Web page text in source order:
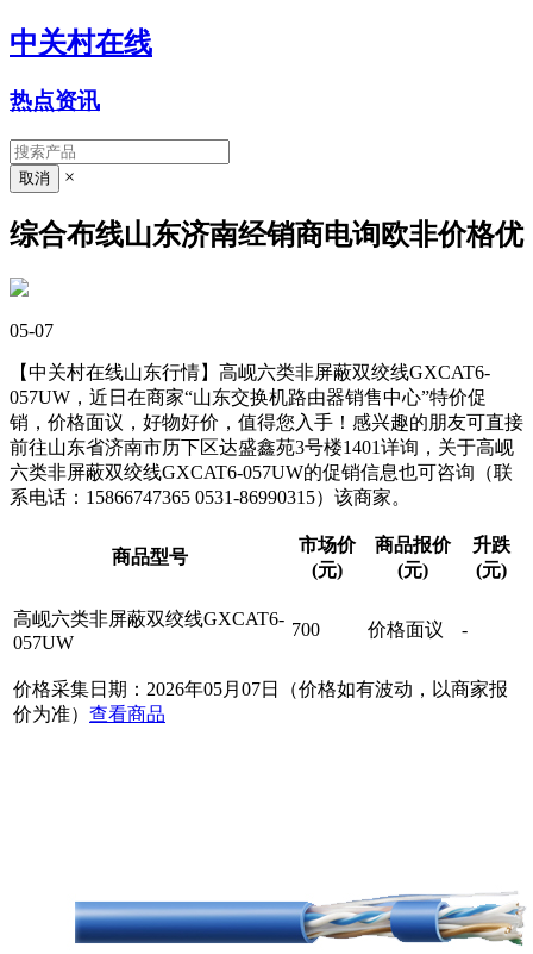
中关村在线
热点资讯
×
综合布线山东济南经销商电询欧非价格优
05-07
【中关村在线山东行情】高岘六类非屏蔽双绞线GXCAT6-
057UW，近日在商家“山东交换机路由器销售中心”特价促
销，价格面议，好物好价，值得您入手！感兴趣的朋友可直接
前往山东省济南市历下区达盛鑫苑3号楼1401详询，关于高岘
六类非屏蔽双绞线GXCAT6-057UW的促销信息也可咨询（联
系电话：15866747365 0531-86990315）该商家。
商品型号
市场价
(元)
商品报价
(元)
升跌
(元)
高岘六类非屏蔽双绞线GXCAT6-
057UW
700 价格面议 -
价格采集日期：2026年05月07日（价格如有波动，以商家报
价为准） 查看商品